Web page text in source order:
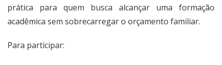
prática para quem busca alcançar uma formação
acadêmica sem sobrecarregar o orçamento familiar.
Para participar: